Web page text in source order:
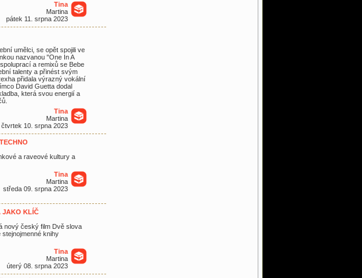
Tina
Martina
pátek 11. srpna 2023
umělci, se opět spojili ve
nazvanou "One In A
a remixů se Bebe
talenty a přinést svým
přidala výrazný vokální
David Guetta dodal
která svou energií a
Tina
Martina
čtvrtek 10. srpna 2023
a raveové kultury a
Tina
Martina
středa 09. srpna 2023
JAKO KLÍČ
nový český film Dvě slova
knihy
Tina
Martina
úterý 08. srpna 2023